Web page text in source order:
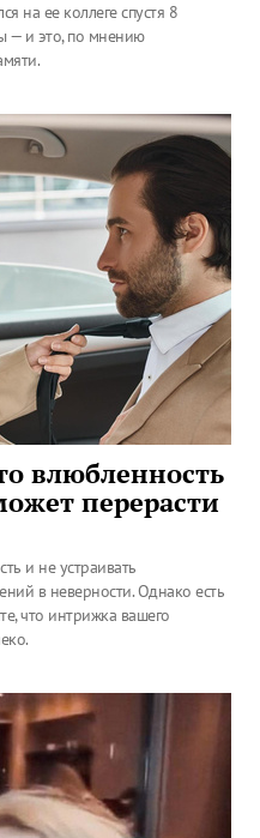
на ее коллеге спустя 8
— и это, по мнению
влюбленность
перерасти
и не устраивать
в неверности. Однако есть
что интрижка вашего